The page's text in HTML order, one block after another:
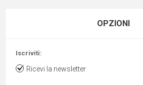
OPZIONI
Iscriviti:
Ricevi la newsletter